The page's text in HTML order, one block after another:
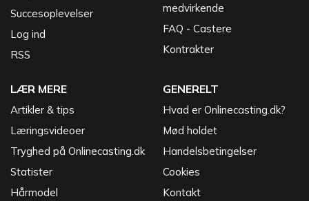
Succesoplevelser
Log ind
RSS
medvirkende
FAQ - Castere
Kontrakter
LÆR MERE
Artikler & tips
Læringsvideoer
Tryghed på Onlinecasting.dk
Statister
Hårmodel
GENERELT
Hvad er Onlinecasting.dk?
Mød holdet
Handelsbetingelser
Cookies
Kontakt